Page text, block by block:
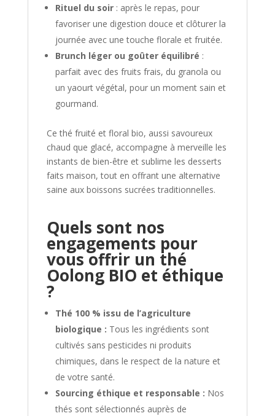
Rituel du soir: après le repas, pour
favoriser une digestion douce et clôturer la
journée avec une touche florale et fruitée.
Brunch léger ou goûter équilibré :
parfait avec des fruits frais, du granola ou
un yaourt végétal, pour un moment sain et
gourmand.
Ce thé fruité et floral bio, aussi savoureux
chaud que glacé, accompagne à merveille les
instants de bien-être et sublime les desserts
faits maison, tout en offrant une alternative
saine aux boissons sucrées traditionnelles.
Quels sont nos
engagements pour
vous offrir un thé
Oolong BIO et éthique
?
Thé 100 % issu de l’agriculture
biologique : Tous les ingrédients sont
cultivés sans pesticides ni produits
chimiques, dans le respect de la nature et
de votre santé.
Sourcing éthique et responsable : Nos
thés sont sélectionnés auprès de